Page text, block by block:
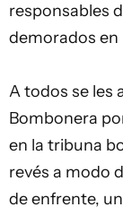
responsables
demorados en
A todos se les
Bombonera
en la tribuna
revés a modo
de enfrente,